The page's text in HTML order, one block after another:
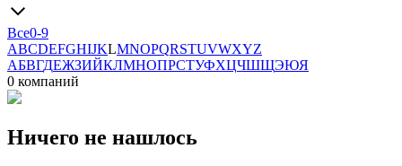
Все0-9
ABCDEFGHIJKLMNOPQRSTUVWXYZ
АБВГДЕЖЗИЙКЛМНОПРСТУФХЦЧШЩЭЮЯ
0 компаний
Ничего не нашлось